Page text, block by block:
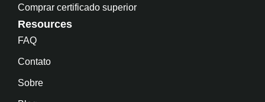
Comprar certificado superior
Resources
FAQ
Contato
Sobre